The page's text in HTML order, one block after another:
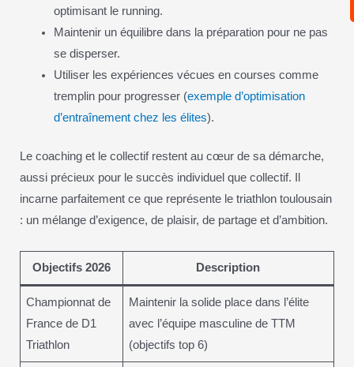
optimisant le running.
Maintenir un équilibre dans la préparation pour ne pas
se disperser.
Utiliser les expériences vécues en courses comme
tremplin pour progresser (exemple d’optimisation
d’entraînement chez les élites).
Le coaching et le collectif restent au cœur de sa démarche,
aussi précieux pour le succès individuel que collectif. Il
incarne parfaitement ce que représente le triathlon toulousain
: un mélange d’exigence, de plaisir, de partage et d’ambition.
Objectifs 2026 Description
Championnat de
France de D1
Triathlon
Maintenir la solide place dans l’élite
avec l’équipe masculine de TTM
(objectifs top 6)